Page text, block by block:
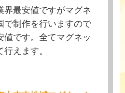
界最安値ですがマグネ
で制作を行いますので
値です。全てマグネッ
えます。